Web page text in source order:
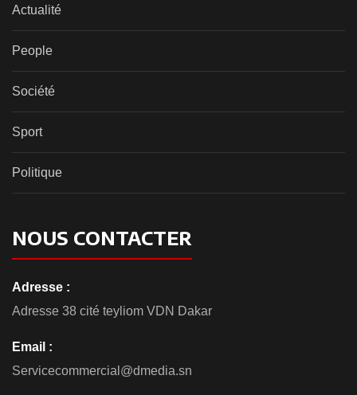
Actualité
People
Société
Sport
Politique
NOUS CONTACTER
Adresse :
Adresse 38 cité teyliom VDN Dakar
Email :
Servicecommercial@dmedia.sn